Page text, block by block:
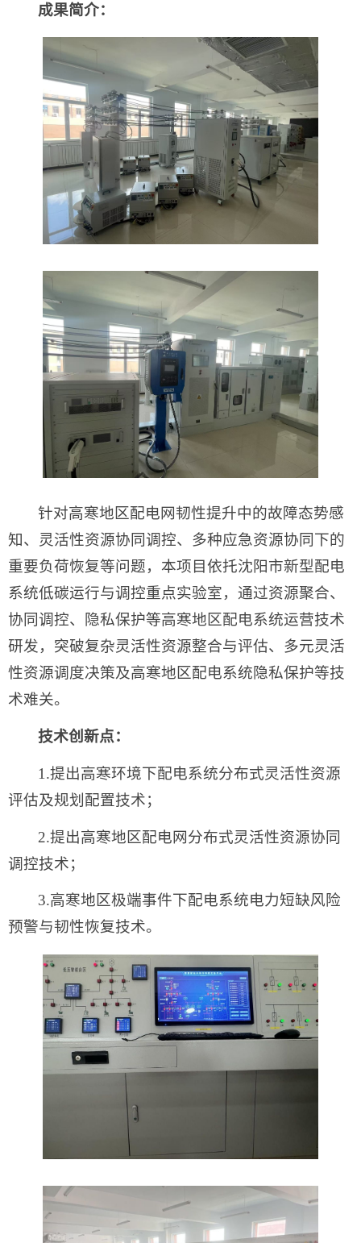
成果简介：
针对高寒地区配电网韧性提升中的故障态势感
知、灵活性资源协同调控、多种应急资源协同下的
重要负荷恢复等问题，本项目依托沈阳市新型配电
系统低碳运行与调控重点实验室，通过资源聚合、
协同调控、隐私保护等高寒地区配电系统运营技术
研发，突破复杂灵活性资源整合与评估、多元灵活
性资源调度决策及高寒地区配电系统隐私保护等技
术难关。
技术创新点：
1.提出高寒环境下配电系统分布式灵活性资源
评估及规划配置技术；
2.提出高寒地区配电网分布式灵活性资源协同
调控技术；
3.高寒地区极端事件下配电系统电力短缺风险
预警与韧性恢复技术。